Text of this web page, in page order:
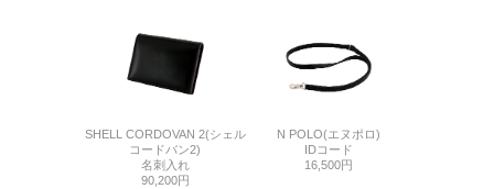
SHELL CORDOVAN 2(シェル
コードバン2)
名刺入れ
90,200円
N POLO(エヌポロ)
IDコード
16,500円